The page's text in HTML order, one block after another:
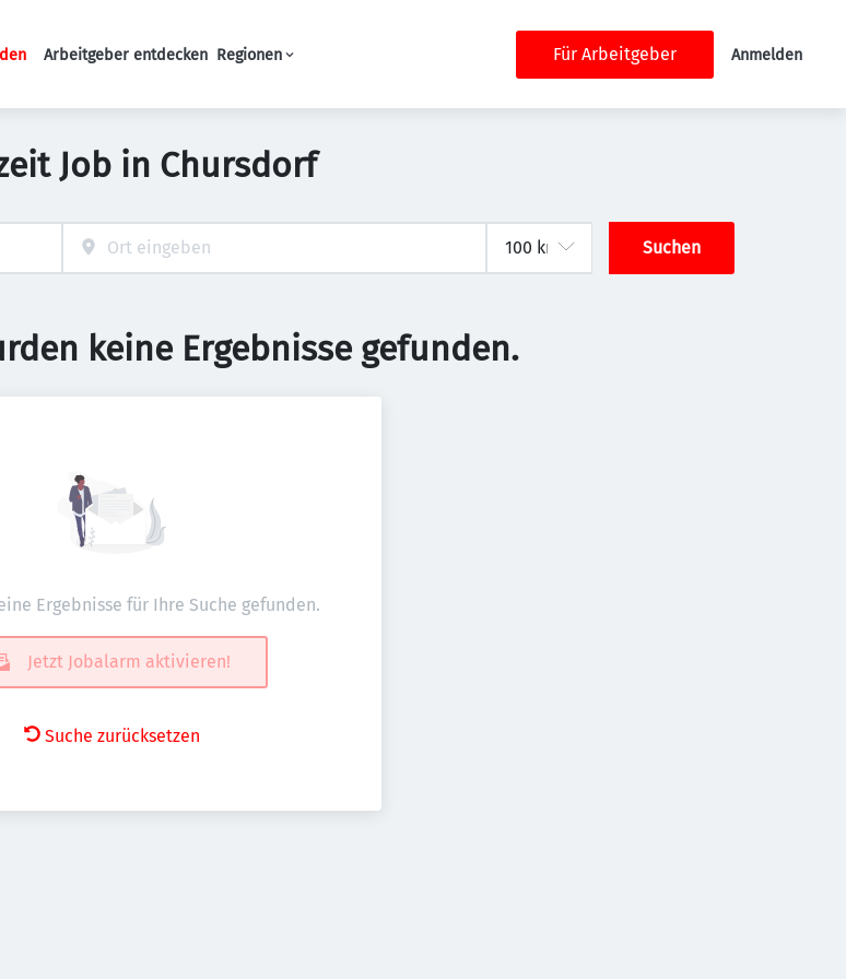
Haupt-Navigation
Arbeitgeber entdecken Regionen Für Arbeitgeber Anmelden
Job in Chursdorf
Suchen
keine Ergebnisse gefunden.
Ergebnisse für Ihre Suche gefunden.
Jetzt Jobalarm aktivieren!
Suche zurücksetzen